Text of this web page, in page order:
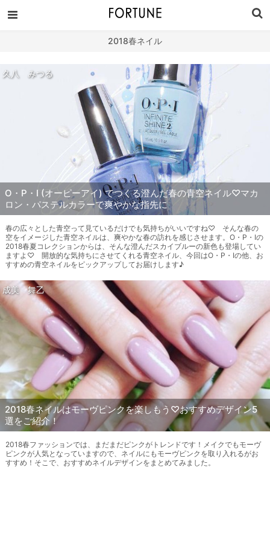
2018春ネイル
久八 みつる
O・P・I (オーピーアイ) でつくる澄んだ春の青空ネイル♡マカ
ロン・パステルカラーで爽やかな指先に
春の広々とした青空って見ているだけでも気持ちがいいですね♡ そんな春の
空をイメージした青空ネイルは、爽やかな春の訪れを感じさせます。O・P・Iの
2018春夏コレクションからは、そんな澄んだスカイブルーの新色も登場してい
ますよ♡ 開放的な気持ちにさせてくれる青空ネイル、今回はO・P・Iの他、お
すすめの青空ネイルをピックアップしてお届けします♪
成美 舞乙
2018春ネイルはモーヴピンクを楽しもう♡おすすめデザイン5
選をご紹介！
2018春ファッションでは、まだまだピンクがトレンドです！メイクでもモーヴ
ピンクが人気となっていますので、ネイルにもモーヴピンクを取り入れるがお
すすめ！そこで、おすすめネイルデザインをまとめてみました。